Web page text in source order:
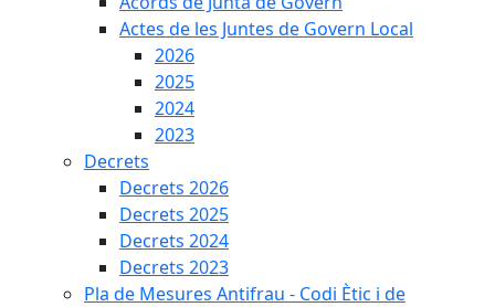
Actes de les Juntes de Govern Local
2026
2025
2024
2023
Decrets
Decrets 2026
Decrets 2025
Decrets 2024
Decrets 2023
Pla de Mesures Antifrau - Codi Ètic i de